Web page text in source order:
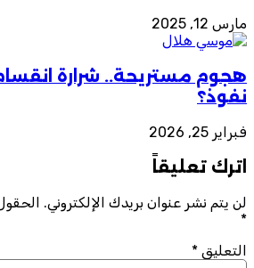
مارس 12, 2025
هجوم مستريحة.. شرارة
نفوذ؟
فبراير 25, 2026
اترك تعليقاً
لن يتم نشر عنوان بريدك الإلكتروني.
*
التعليق *